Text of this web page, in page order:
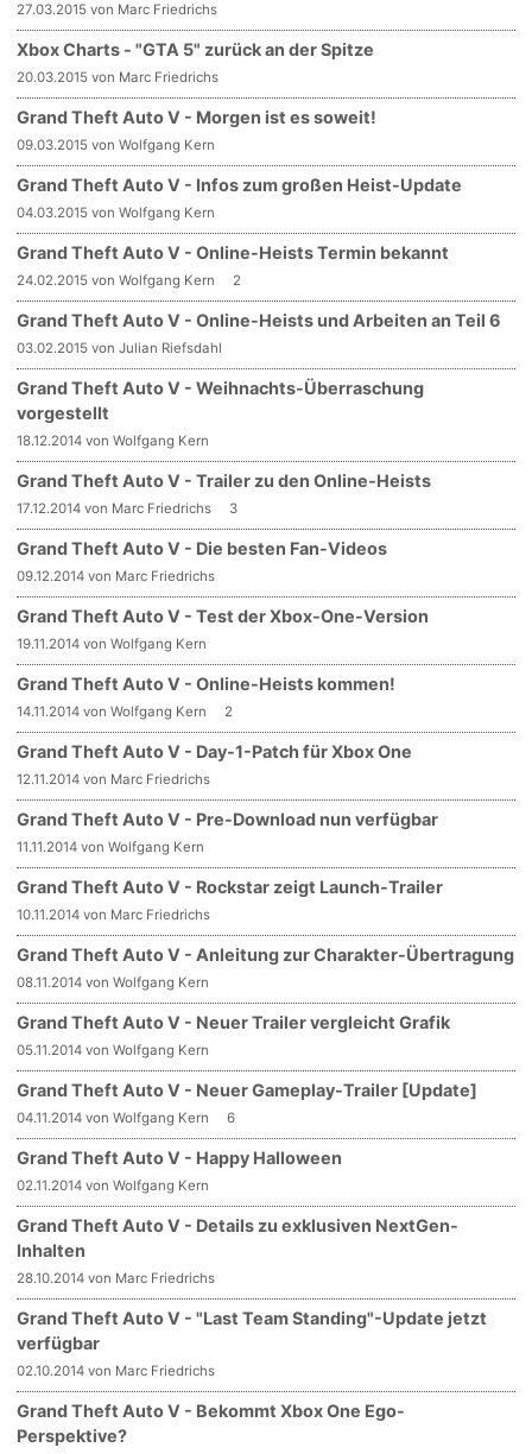
27.03.2015 von Marc Friedrichs
Xbox Charts - "GTA 5" zurück an der Spitze
20.03.2015 von Marc Friedrichs
Grand Theft Auto V - Morgen ist es soweit!
09.03.2015 von Wolfgang Kern
Grand Theft Auto V - Infos zum großen Heist-Update
04.03.2015 von Wolfgang Kern
Grand Theft Auto V - Online-Heists Termin bekannt
24.02.2015 von Wolfgang Kern 2
Grand Theft Auto V - Online-Heists und Arbeiten an Teil 6
03.02.2015 von Julian Riefsdahl
Grand Theft Auto V - Weihnachts-Überraschung
vorgestellt
18.12.2014 von Wolfgang Kern
Grand Theft Auto V - Trailer zu den Online-Heists
17.12.2014 von Marc Friedrichs 3
Grand Theft Auto V - Die besten Fan-Videos
09.12.2014 von Marc Friedrichs
Grand Theft Auto V - Test der Xbox-One-Version
19.11.2014 von Wolfgang Kern
Grand Theft Auto V - Online-Heists kommen!
14.11.2014 von Wolfgang Kern 2
Grand Theft Auto V - Day-1-Patch für Xbox One
12.11.2014 von Marc Friedrichs
Grand Theft Auto V - Pre-Download nun verfügbar
11.11.2014 von Wolfgang Kern
Grand Theft Auto V - Rockstar zeigt Launch-Trailer
10.11.2014 von Marc Friedrichs
Grand Theft Auto V - Anleitung zur Charakter-Übertragung
08.11.2014 von Wolfgang Kern
Grand Theft Auto V - Neuer Trailer vergleicht Grafik
05.11.2014 von Wolfgang Kern
Grand Theft Auto V - Neuer Gameplay-Trailer [Update]
04.11.2014 von Wolfgang Kern 6
Grand Theft Auto V - Happy Halloween
02.11.2014 von Wolfgang Kern
Grand Theft Auto V - Details zu exklusiven NextGen-
Inhalten
28.10.2014 von Marc Friedrichs
Grand Theft Auto V - "Last Team Standing"-Update jetzt
verfügbar
02.10.2014 von Marc Friedrichs
Grand Theft Auto V - Bekommt Xbox One Ego-
Perspektive?